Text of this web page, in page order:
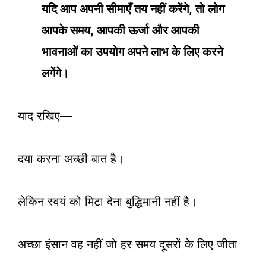
यदि आप अपनी सीमाएँ तय नहीं करेंगे, तो लोग
आपके समय, आपकी ऊर्जा और आपकी
भावनाओं का उपयोग अपने लाभ के लिए करने
लगेंगे।
याद रखिए—
दया करना अच्छी बात है।
लेकिन स्वयं को मिटा देना बुद्धिमानी नहीं है।
अच्छा इंसान वह नहीं जो हर समय दूसरों के लिए जीता